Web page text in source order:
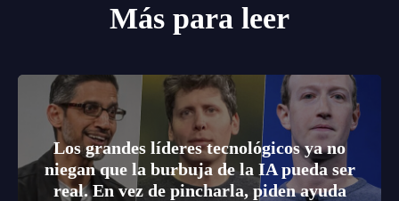
Más para leer
Los grandes líderes tecnológicos ya no
niegan que la burbuja de la IA pueda ser
real. En vez de pincharla, piden ayuda